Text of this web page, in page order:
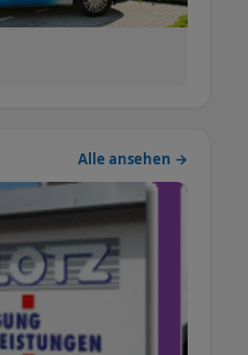
Alle ansehen →